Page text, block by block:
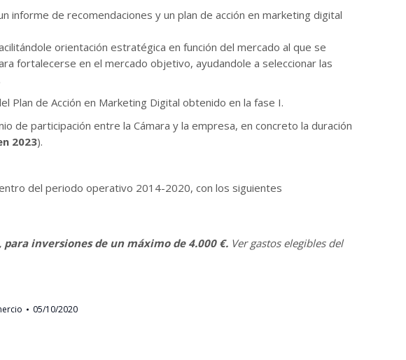
de recomendaciones y un plan de acción en marketing digital
orientación estratégica en función del mercado al que se
fortalecerse en el mercado objetivo, ayudandole a seleccionar las
Plan de Acción en Marketing Digital obtenido en la fase I.
de participación entre la Cámara y la empresa, en concreto la duración
2023).
del periodo operativo 2014-2020, con los siguientes
inversiones de un máximo de 4.000 €. Ver gastos elegibles del
05/10/2020